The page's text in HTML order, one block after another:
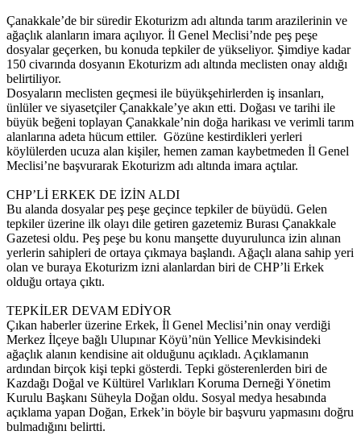
Çanakkale’de bir süredir Ekoturizm adı altında tarım arazilerinin ve
ağaçlık alanların imara açılıyor. İl Genel Meclisi’nde peş peşe
dosyalar geçerken, bu konuda tepkiler de yükseliyor. Şimdiye kadar
150 civarında dosyanın Ekoturizm adı altında meclisten onay aldığı
belirtiliyor.
Dosyaların meclisten geçmesi ile büyükşehirlerden iş insanları,
ünlüler ve siyasetçiler Çanakkale’ye akın etti. Doğası ve tarihi ile
büyük beğeni toplayan Çanakkale’nin doğa harikası ve verimli tarım
alanlarına adeta hücum ettiler. Gözüne kestirdikleri yerleri
köylülerden ucuza alan kişiler, hemen zaman kaybetmeden İl Genel
Meclisi’ne başvurarak Ekoturizm adı altında imara açtılar.
CHP’Lİ ERKEK DE İZİN ALDI
Bu alanda dosyalar peş peşe geçince tepkiler de büyüdü. Gelen
tepkiler üzerine ilk olayı dile getiren gazetemiz Burası Çanakkale
Gazetesi oldu. Peş peşe bu konu manşette duyurulunca izin alınan
yerlerin sahipleri de ortaya çıkmaya başlandı. Ağaçlı alana sahip yeri
olan ve buraya Ekoturizm izni alanlardan biri de CHP’li Erkek
olduğu ortaya çıktı.
TEPKİLER DEVAM EDİYOR
Çıkan haberler üzerine Erkek, İl Genel Meclisi’nin onay verdiği
Merkez İlçeye bağlı Ulupınar Köyü’nün Yellice Mevkisindeki
ağaçlık alanın kendisine ait olduğunu açıkladı. Açıklamanın
ardından birçok kişi tepki gösterdi. Tepki gösterenlerden biri de
Kazdağı Doğal ve Kültürel Varlıkları Koruma Derneği Yönetim
Kurulu Başkanı Süheyla Doğan oldu. Sosyal medya hesabında
açıklama yapan Doğan, Erkek’in böyle bir başvuru yapmasını doğru
bulmadığını belirtti.